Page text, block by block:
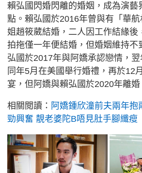
賴弘國閃婚閃離的婚姻，成為演藝
點。賴弘國於2016年曾與有「華
姐趙筱葳結婚，二人因工作結緣後
拍拖僅一年便結婚，但婚姻維持不
弘國於2017年與阿嬌承認戀情，翌
同年5月在美國舉行婚禮，再於12
宴，但阿嬌與賴弘國於2020年離婚
相關閲讀： 阿嬌鍾欣潼前夫兩年抱
勁興奮 靚老婆陀B唔見肚手腳纖瘦